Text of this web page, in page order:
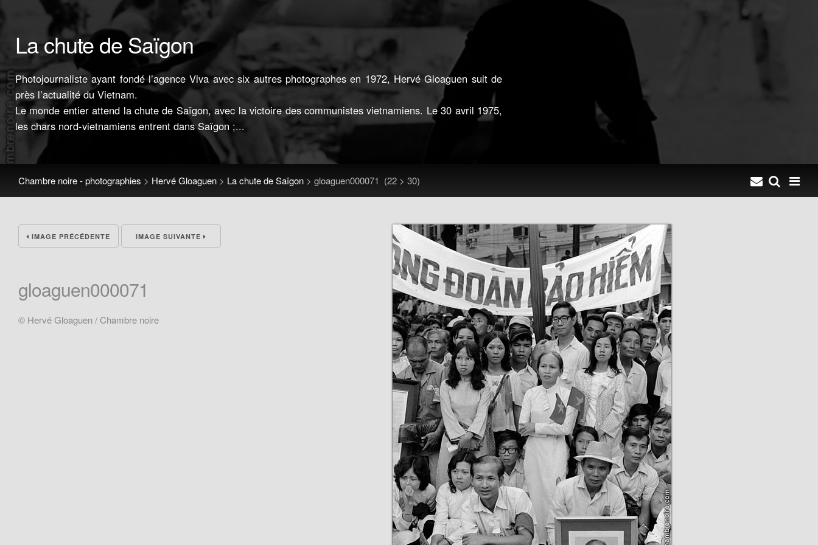
La chute de Saïgon
Photojournaliste ayant fondé l’agence Viva avec six autres photographes en 1972, Hervé Gloaguen suit de
près l’actualité du Vietnam.
Le monde entier attend la chute de Saïgon, avec la victoire des communistes vietnamiens. Le 30 avril 1975,
les chars nord-vietnamiens entrent dans Saïgon ;...
Chambre noire - photographies > Hervé Gloaguen > La chute de Saïgon > gloaguen000071 (22 > 30)
IMAGE PRÉCÉDENTE IMAGE SUIVANTE
gloaguen000071
© Hervé Gloaguen / Chambre noire